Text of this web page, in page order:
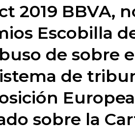
2019 BBVA,
Escobilla
de sobre
de
sobre la